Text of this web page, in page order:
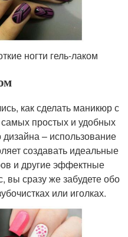
ногти гель-лаком
как сделать маникюр с
простых и удобных
– использование
создавать идеальные
и другие эффектные
вы сразу же забудете обо
или иголках.